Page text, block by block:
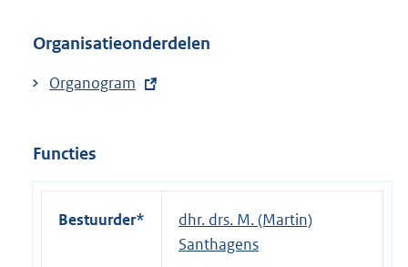
Organisatieonderdelen
E
e
r
Organogram
Functies
Bestuurder*
dhr. drs. M. (Martin)
Santhagens